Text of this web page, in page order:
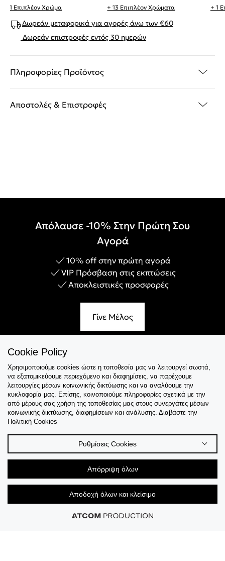
+ 1 Επιπλέον Χρώμα
+ 13 Επιπλέον Χρώματα
+ 1
Δωρεάν μεταφορικά για αγορές άνω των €60
Δωρεάν επιστροφές εντός 30 ημερών
Πληροφορίες Προϊόντος
Αποστολές & Επιστροφές
Απόλαυσε -10% Στην Πρώτη Σου
Αγορά
10% off στην πρώτη αγορά
VIP Πρόσβαση στις εκπτώσεις
Αποκλειστικές προσφορές
Γίνε Μέλος
Εξυπηρέτηση
Collections
Tips & Guides
Cookie Policy
Χρησιμοποιούμε cookies ώστε η τοποθεσία μας να λειτουργεί σωστά,
να εξατομικεύουμε περιεχόμενο και διαφημίσεις, να παρέχουμε
λειτουργίες μέσων κοινωνικής δικτύωσης και να αναλύουμε την
κυκλοφορία μας. Επίσης, κοινοποιούμε πληροφορίες σχετικά με την
από μέρους σας χρήση της τοποθεσίας μας στους συνεργάτες μέσων
κοινωνικής δικτύωσης, διαφημίσεων και ανάλυσης. Διαβάστε την
Πολιτική Cookies
Ρυθμίσεις Cookies
Απόρριψη όλων
Αποδοχή όλων και κλείσιμο